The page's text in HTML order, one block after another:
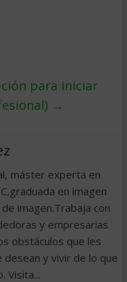
para iniciar
→
máster experta en
en imagen
imagen.Trabaja con
y empresarias
obstáculos que les
y vivir de lo que
Visita...